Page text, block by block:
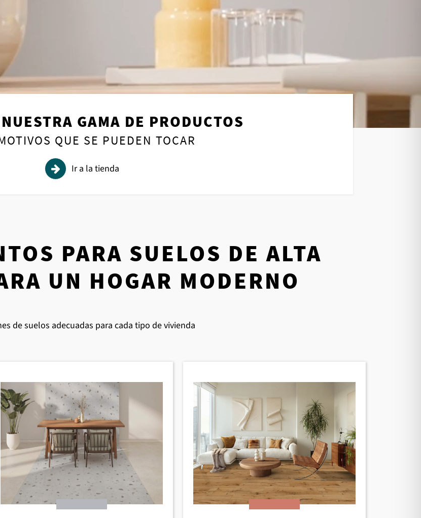
GAMA DE PRODUCTOS
QUE SE PUEDEN TOCAR
Ir a la tienda
PARA SUELOS DE ALTA
UN HOGAR MODERNO
de suelos adecuadas para cada tipo de vivienda